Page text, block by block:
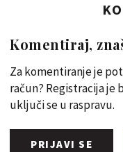
Komentiraj,
Za komentiranje je
račun? Registracija je
uključi se u raspravu.
PRIJAVI SE